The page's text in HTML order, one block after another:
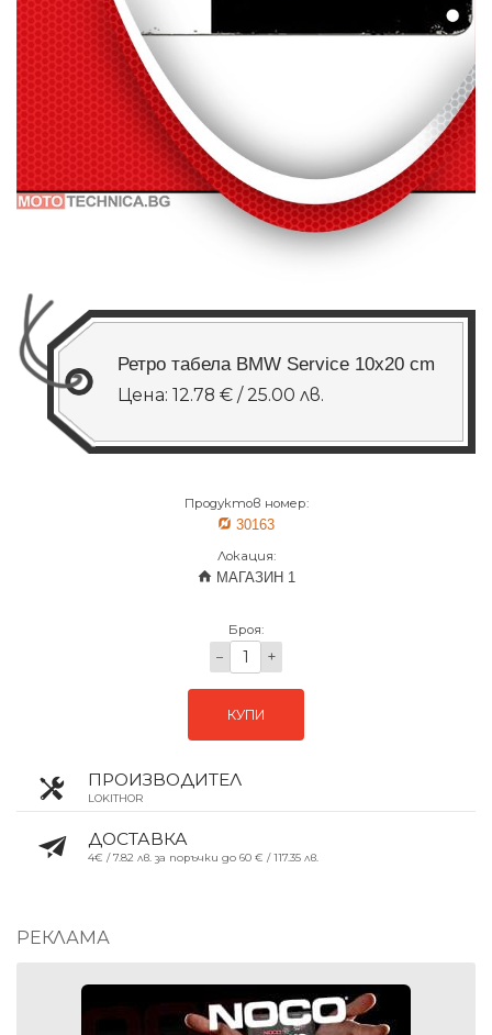
Ретро табела BMW Service 10x20 cm
Цена: 12.78 € / 25.00 лв.
Продуктов номер:
30163
Локация:
МАГАЗИН 1
Броя:
− +
КУПИ
ПРОИЗВОДИТЕЛ
LOKITHOR
ДОСТАВКА
4€ / 7.82 лв. за поръчки до 60 € / 117.35 лв.
РЕКЛАМА